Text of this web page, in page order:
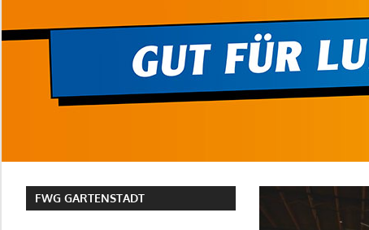
FWG GARTENSTADT